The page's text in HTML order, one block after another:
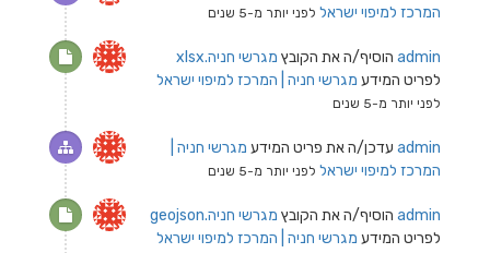
המרכז למיפוי ישראל לפני יותר מ-5 שנים
admin הוסיף/ה את הקובץ מגרשי חניה.xlsx
לפריט המידע מגרשי חניה | המרכז למיפוי ישראל
לפני יותר מ-5 שנים
admin עדכן/ה את פריט המידע מגרשי חניה |
המרכז למיפוי ישראל לפני יותר מ-5 שנים
admin הוסיף/ה את הקובץ מגרשי חניה.geojson
לפריט המידע מגרשי חניה | המרכז למיפוי ישראל